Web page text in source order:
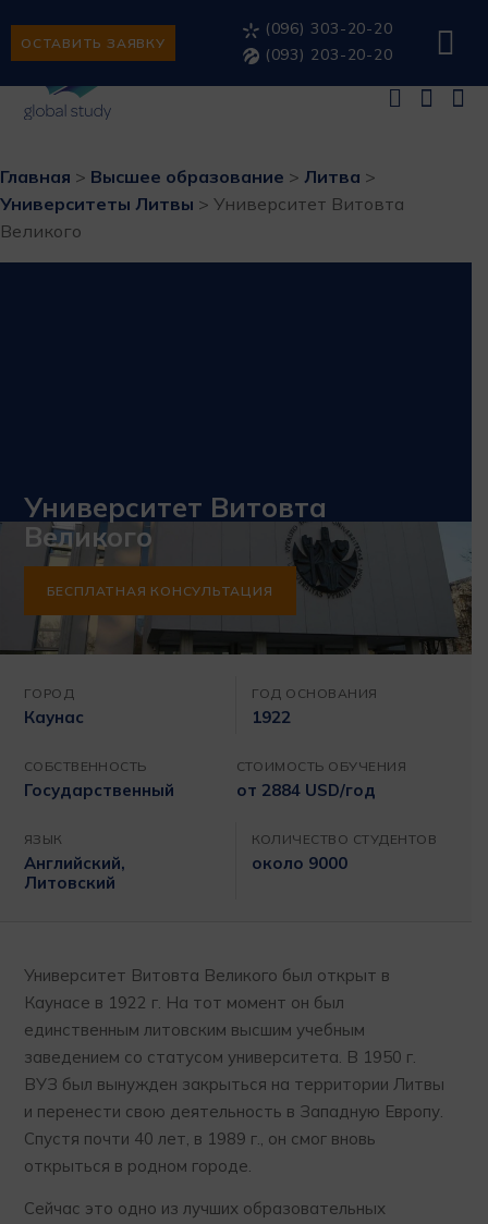
ОСТАВИТЬ ЗАЯВКУ
(096) 303-20-20
(093) 203-20-20
Главная > Высшее образование > Литва >
Университеты Литвы > Университет Витовта
Великого
Университет Витовта
Великого
БЕСПЛАТНАЯ КОНСУЛЬТАЦИЯ
ГОРОД
Каунас
ГОД ОСНОВАНИЯ
1922
СОБСТВЕННОСТЬ
Государственный
СТОИМОСТЬ ОБУЧЕНИЯ
от 2884 USD/год
ЯЗЫК
Английский,
Литовский
КОЛИЧЕСТВО СТУДЕНТОВ
около 9000
Университет Витовта Великого был открыт в
Каунасе в 1922 г. На тот момент он был
единственным литовским высшим учебным
заведением со статусом университета. В 1950 г.
ВУЗ был вынужден закрыться на территории Литвы
и перенести свою деятельность в Западную Европу.
Спустя почти 40 лет, в 1989 г., он смог вновь
открыться в родном городе.
Сейчас это одно из лучших образовательных